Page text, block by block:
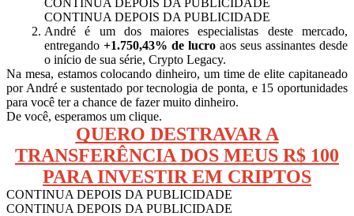
CONTINUA DEPOIS DA PUBLICIDADE
André é um dos maiores especialistas deste mercado,
entregando +1.750,43% de lucro aos seus assinantes desde
o início de sua série, Crypto Legacy.
Na mesa, estamos colocando dinheiro, um time de elite capitaneado
por André e sustentado por tecnologia de ponta, e 15 oportunidades
para você ter a chance de fazer muito dinheiro.
De você, esperamos um clique.
QUERO DESTRAVAR A
TRANSFERÊNCIA DOS MEUS R$ 100
PARA INVESTIR EM CRIPTOS
CONTINUA DEPOIS DA PUBLICIDADE
CONTINUA DEPOIS DA PUBLICIDADE